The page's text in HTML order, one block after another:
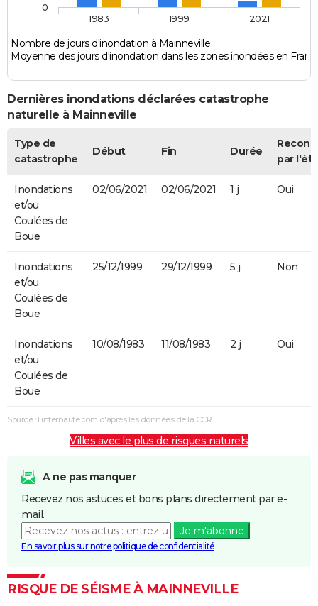
Nombre de jours d'inondation à Mainneville
Moyenne des jours d'inondation dans les zones inondées en
1983 1999 2021
0
Dernières inondations déclarées catastrophe
naturelle à Mainneville
Type de
catastrophe
Début Fin Durée
par
Inondations
et/ou
Coulées de
Boue
02/06/2021 02/06/2021 1 j Oui
Inondations
et/ou
Coulées de
Boue
25/12/1999 29/12/1999 5 j Non
Inondations
et/ou
Coulées de
Boue
10/08/1983 11/08/1983 2 j Oui
Source : Linternaute.com d'après les données de la CCR
Villes avec le plus de risques naturels
A ne pas manquer
Recevez nos astuces et bons plans directement par e-
mail.
Je m'abonne
En savoir plus sur notre politique de confidentialité
RISQUE DE SÉISME À MAINNEVILLE